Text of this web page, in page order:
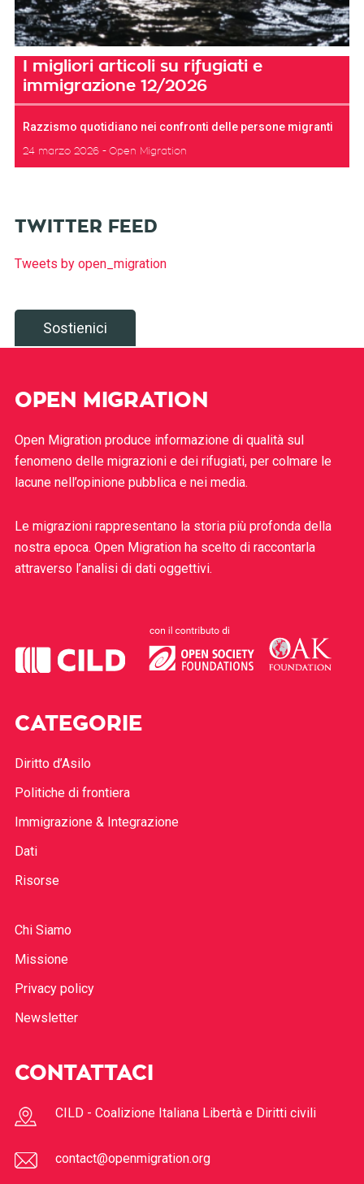
I migliori articoli su rifugiati e
immigrazione 12/2026
Razzismo quotidiano nei confronti delle persone migranti
24 marzo 2026 Open Migration
TWITTER FEED
Tweets by open_migration
Sostienici
OPEN MIGRATION
Open Migration produce informazione di qualità sul
fenomeno delle migrazioni e dei rifugiati, per colmare le
lacune nell’opinione pubblica e nei media.
Le migrazioni rappresentano la storia più profonda della
nostra epoca. Open Migration ha scelto di raccontarla
attraverso l’analisi di dati oggettivi.
CATEGORIE
Diritto d’Asilo
Politiche di frontiera
Immigrazione & Integrazione
Dati
Risorse
Chi Siamo
Missione
Privacy policy
Newsletter
CONTATTACI
CILD - Coalizione Italiana Libertà e Diritti civili
contact@openmigration.org